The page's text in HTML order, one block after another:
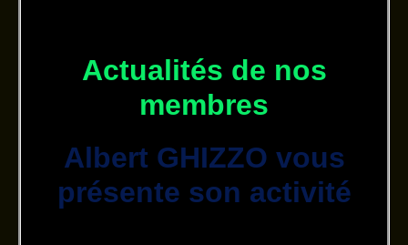
Actualités de nos
membres
Albert GHIZZO vous
présente son activité